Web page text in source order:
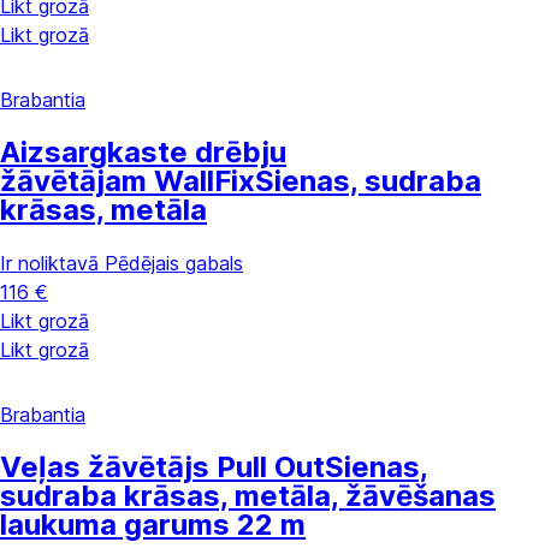
Likt grozā
Likt grozā
Brabantia
Aizsargkaste drēbju
žāvētājam WallFixSienas, sudraba
krāsas, metāla
Ir noliktavā Pēdējais gabals
116 €
Likt grozā
Likt grozā
Brabantia
Veļas žāvētājs Pull OutSienas,
sudraba krāsas, metāla, žāvēšanas
laukuma garums 22 m